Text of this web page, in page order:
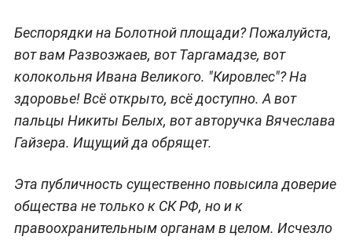
Беспорядки на Болотной площади? Пожалуйста,
вот вам Развозжаев, вот Таргамадзе, вот
колокольня Ивана Великого. "Кировлес"? На
здоровье! Всё открыто, всё доступно. А вот
пальцы Никиты Белых, вот авторучка Вячеслава
Гайзера. Ищущий да обрящет.
Эта публичность существенно повысила доверие
общества не только к СК РФ, но и к
правоохранительным органам в целом. Исчезло